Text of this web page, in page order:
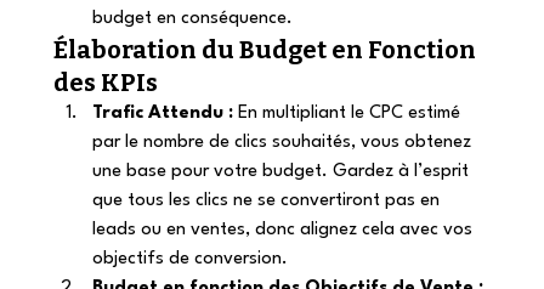
budget en conséquence.
Élaboration du Budget en Fonction
des KPIs
Trafic Attendu : En multipliant le CPC estimé
par le nombre de clics souhaités, vous obtenez
une base pour votre budget. Gardez à l’esprit
que tous les clics ne se convertiront pas en
leads ou en ventes, donc alignez cela avec vos
objectifs de conversion.